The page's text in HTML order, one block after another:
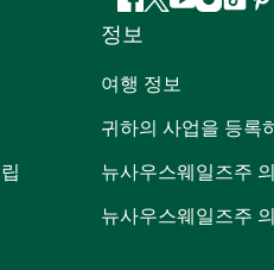
페
이
지 유 인
램
틱
핀
정보
여행 정보
귀하의 사업을 등록
뉴사우스웨일즈주
뉴사우스웨일즈주